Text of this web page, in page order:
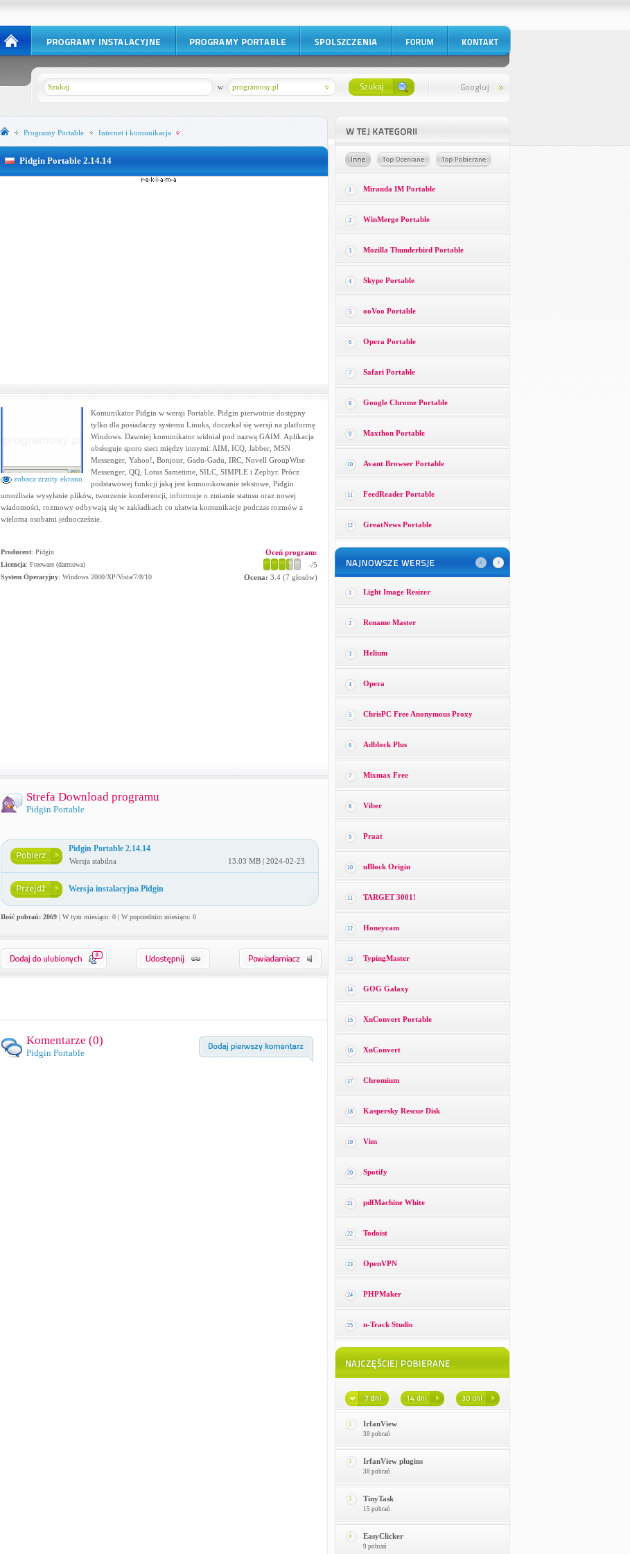
programosy.pl
w
Programy Portable Internet i komunikacja
Pidgin Portable 2.14.14
zobacz zrzuty ekranu
Komunikator Pidgin w wersji Portable. Pidgin pierwotnie dostępny
tylko dla posiadaczy systemu Linuks, doczekał się wersji na platformę
Windows. Dawniej komunikator widniał pod nazwą GAIM. Aplikacja
obsługuje sporo sieci między innymi: AIM, ICQ, Jabber, MSN
Messenger, Yahoo!, Bonjour, Gadu-Gadu, IRC, Novell GroupWise
Messenger, QQ, Lotus Sametime, SILC, SIMPLE i Zephyr. Prócz
podstawowej funkcji jaką jest komunikowanie tekstowe, Pidgin
umożliwia wysyłanie plików, tworzenie konferencji, informuje o zmianie statusu oraz nowej
wiadomości, rozmowy odbywają się w zakładkach co ułatwia komunikacje podczas rozmów z
wieloma osobami jednocześnie.
Producent: Pidgin
Licencja: Freeware (darmowa)
System Operacyjny: Windows 2000/XP/Vista/7/8/10
Oceń program:
-/5
Ocena: 3.4(7 głosów)
Strefa Download programu
Pidgin Portable
Pidgin Portable 2.14.14
Wersja stabilna 13.03 MB | 2024-02-23
Wersja instalacyjna Pidgin
Ilość pobrań: 2069| W tym miesiącu: 0 | W poprzednim miesiącu: 0
0
Komentarze (0)
Pidgin Portable
1 Miranda IM Portable
2 WinMerge Portable
3 Mozilla Thunderbird Portable
4 Skype Portable
5 ooVoo Portable
6 Opera Portable
7 Safari Portable
8 Google Chrome Portable
9 Maxthon Portable
10 Avant Browser Portable
11 FeedReader Portable
12 GreatNews Portable
1 Light Image Resizer
2 Rename Master
3 Helium
4 Opera
5 ChrisPC Free Anonymous Proxy
6 Adblock Plus
7 Mixmax Free
8 Viber
9 Praat
10 uBlock Origin
11 TARGET 3001!
12 Honeycam
13 TypingMaster
14 GOG Galaxy
15 XnConvert Portable
16 XnConvert
17 Chromium
18 Kaspersky Rescue Disk
19 Vim
20 Spotify
21 pdfMachine White
22 Todoist
23 OpenVPN
24 PHPMaker
25 n-Track Studio
1 IrfanView
38 pobrań
2 IrfanView plugins
38 pobrań
3 TinyTask
15 pobrań
4 EasyClicker
9 pobrań